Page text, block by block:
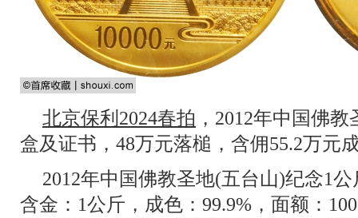
北京保利2024春拍 ，2012年中国佛
盒及证书，48万元落槌，含佣55.2万元
2012年中国佛教圣地(五台山)纪念1
含金：1公斤，成色：99.9%，面额：